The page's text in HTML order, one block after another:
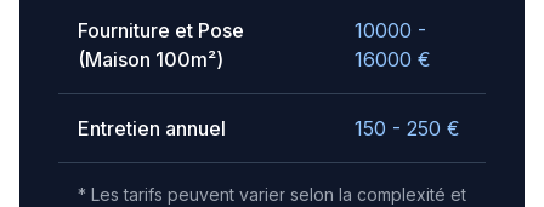
Fourniture et Pose
(Maison 100m²)
10000 -
16000 €
Entretien annuel 150 - 250 €
* Les tarifs peuvent varier selon la complexité et